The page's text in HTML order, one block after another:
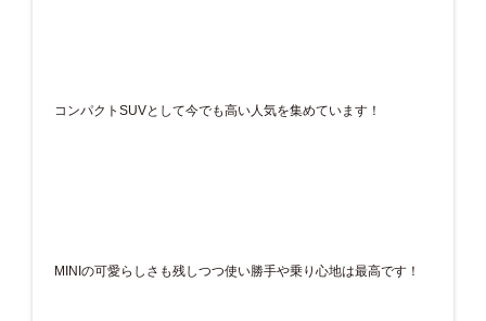
コンパクトSUVとして今でも高い人気を集めています！
MINIの可愛らしさも残しつつ使い勝手や乗り心地は最高です！